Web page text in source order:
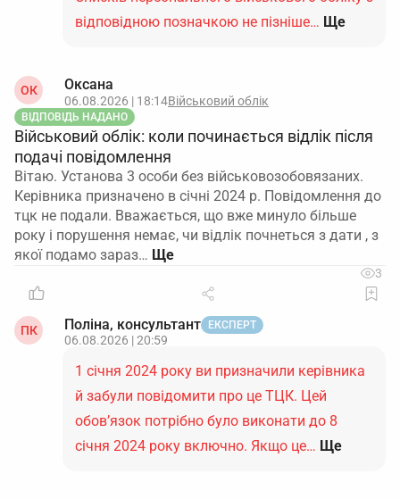
відповідною позначкою не пізніше… Ще
ОК Оксана
06.08.2026 | 18:14Військовий облік
ВІДПОВІДЬ НАДАНО
Військовий облік: коли починається відлік після
подачі повідомлення
Вітаю. Установа 3 особи без військовозобовязаних.
Керівника призначено в січні 2024 р. Повідомлення до
тцк не подали. Вважається, що вже минуло більше
року і порушення немає, чи відлік почнеться з дати , з
якої подамо зараз…
3
ПК Поліна, консультант ЕКСПЕРТ
06.08.2026 | 20:59
1 січня 2024 року ви призначили керівника
й забули повідомити про це ТЦК. Цей
обов’язок потрібно було виконати до 8
січня 2024 року включно. Якщо це… Ще